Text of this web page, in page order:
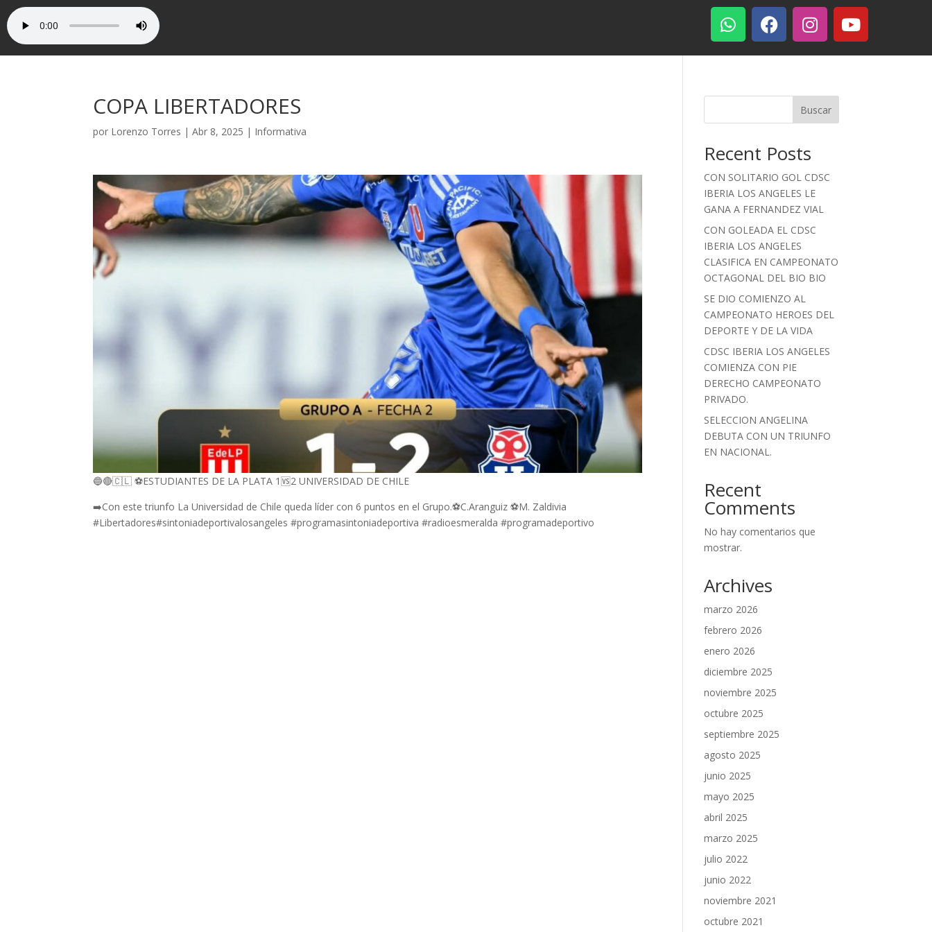
COPA LIBERTADORES
por Lorenzo Torres |Abr 8, 2025 | Informativa
🔵🔴🇨🇱 ⚽️ESTUDIANTES DE LA PLATA 1🆚️2 UNIVERSIDAD DE CHILE
➡️Con este triunfo La Universidad de Chile queda líder con 6 puntos en el Grupo.⚽️C.Aranguiz ⚽️M. Zaldivia
#Libertadores#sintoniadeportivalosangeles #programasintoniadeportiva #radioesmeralda #programadeportivo
Buscar
Recent Posts
CON SOLITARIO GOL CDSC
IBERIA LOS ANGELES LE
GANA A FERNANDEZ VIAL
CON GOLEADA EL CDSC
IBERIA LOS ANGELES
CLASIFICA EN CAMPEONATO
OCTAGONAL DEL BIO BIO
SE DIO COMIENZO AL
CAMPEONATO HEROES DEL
DEPORTE Y DE LA VIDA
CDSC IBERIA LOS ANGELES
COMIENZA CON PIE
DERECHO CAMPEONATO
PRIVADO.
SELECCION ANGELINA
DEBUTA CON UN TRIUNFO
EN NACIONAL.
Recent
Comments
No hay comentarios que
mostrar.
Archives
marzo 2026
febrero 2026
enero 2026
diciembre 2025
noviembre 2025
octubre 2025
septiembre 2025
agosto 2025
junio 2025
mayo 2025
abril 2025
marzo 2025
julio 2022
junio 2022
noviembre 2021
octubre 2021